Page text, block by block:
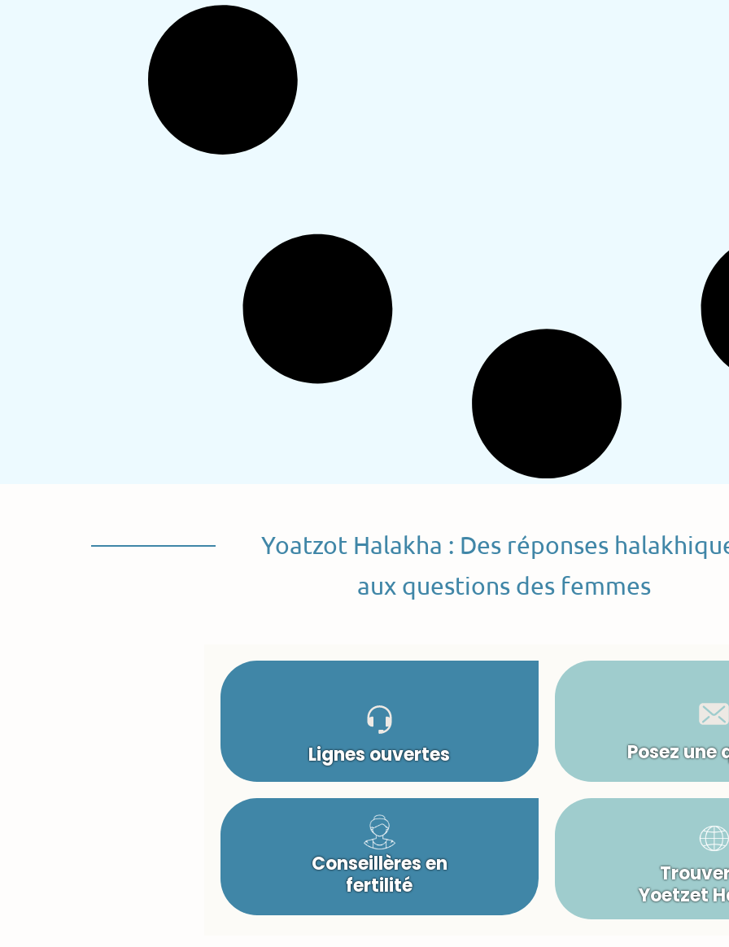
Yoatzot Halakha : Des réponses
aux questions des femmes
Lignes ouvertes Posez une
Conseillères en
fertilité
Yoetzet